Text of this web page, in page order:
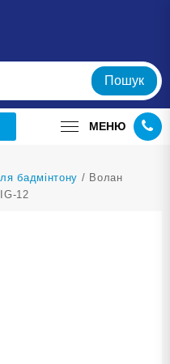
Пошук
МЕНЮ
бадмінтону / Волан
12